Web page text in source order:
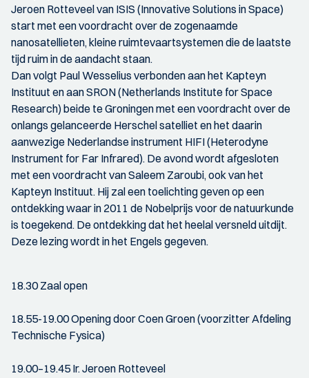
Jeroen Rotteveel van ISIS (Innovative Solutions in Space)
start met een voordracht over de zogenaamde
nanosatellieten, kleine ruimtevaartsystemen die de laatste
tijd ruim in de aandacht staan.
Dan volgt Paul Wesselius verbonden aan het Kapteyn
Instituut en aan SRON (Netherlands Institute for Space
Research) beide te Groningen met een voordracht over de
onlangs gelanceerde Herschel satelliet en het daarin
aanwezige Nederlandse instrument HIFI (Heterodyne
Instrument for Far Infrared). De avond wordt afgesloten
met een voordracht van Saleem Zaroubi, ook van het
Kapteyn Instituut. Hij zal een toelichting geven op een
ontdekking waar in 2011 de Nobelprijs voor de natuurkunde
is toegekend. De ontdekking dat het heelal versneld uitdijt.
Deze lezing wordt in het Engels gegeven.
18.30 Zaal open
18.55-19.00 Opening door Coen Groen (voorzitter Afdeling
Technische Fysica)
19.00–19.45 Ir. Jeroen Rotteveel